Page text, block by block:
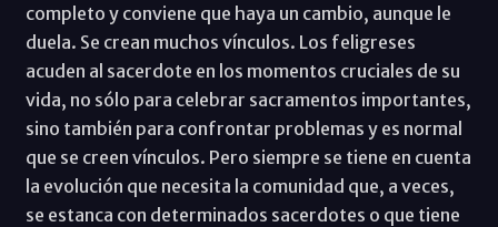
completo y conviene que haya un cambio, aunque le
duela. Se crean muchos vínculos. Los feligreses
acuden al sacerdote en los momentos cruciales de su
vida, no sólo para celebrar sacramentos importantes,
sino también para confrontar problemas y es normal
que se creen vínculos. Pero siempre se tiene en cuenta
la evolución que necesita la comunidad que, a veces,
se estanca con determinados sacerdotes o que tiene